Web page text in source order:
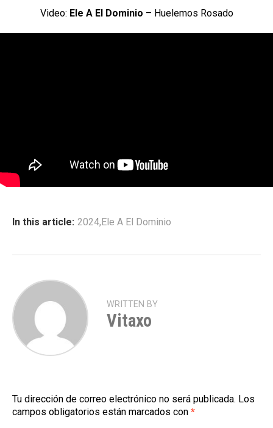
Video: Ele A El Dominio – Huelemos Rosado
In this article: 2024,Ele A El Dominio
WRITTEN BY
Vitaxo
Tu dirección de correo electrónico no será publicada. Los
campos obligatorios están marcados con *